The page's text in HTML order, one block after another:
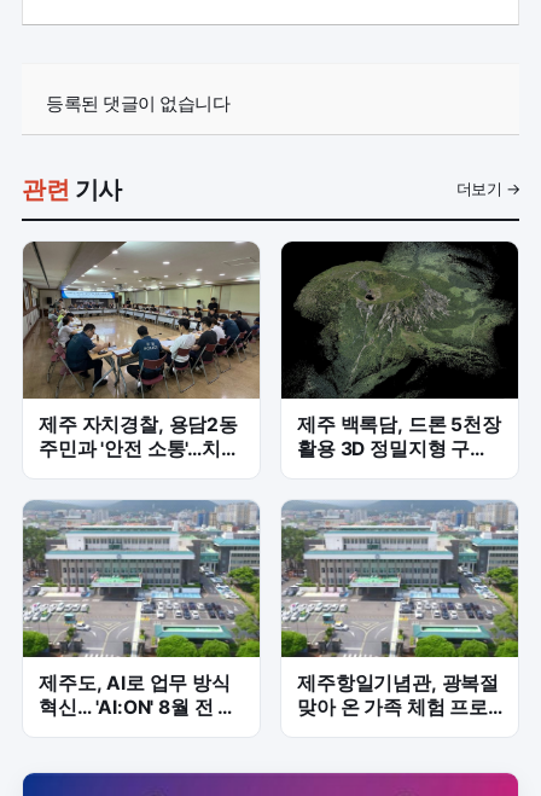
등록된 댓글이 없습니다
관련 기사 더보기 →
제주 자치경찰, 용담2동
주민과 '안전 소통'…치안
강화 신호탄
제주 백록담, 드론 5천장
활용 3D 정밀지형 구
축…낙석·붕괴 데이터 확
보
제주도, AI로 업무 방식
혁신… 'AI:ON' 8월 전 직
원 운영 시작
제주항일기념관, 광복절
맞아 온 가족 체험 프로
그램 개최